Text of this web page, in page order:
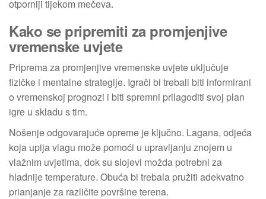
otporniji tijekom mečeva.
Kako se pripremiti za promjenjive
vremenske uvjete
Priprema za promjenjive vremenske uvjete uključuje
fizičke i mentalne strategije. Igrači bi trebali biti informirani
o vremenskoj prognozi i biti spremni prilagoditi svoj plan
igre u skladu s tim.
Nošenje odgovarajuće opreme je ključno. Lagana, odjeća
koja upija vlagu može pomoći u upravljanju znojem u
vlažnim uvjetima, dok su slojevi možda potrebni za
hladnije temperature. Obuća bi trebala pružiti adekvatno
prianjanje za različite površine terena.